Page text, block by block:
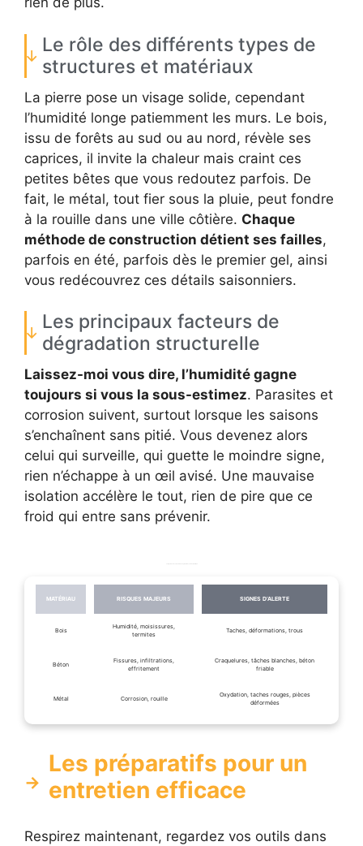
Le rôle des différents types de
structures et matériaux
La pierre pose un visage solide, cependant
l’humidité longe patiemment les murs. Le bois,
issu de forêts au sud ou au nord, révèle ses
caprices, il invite la chaleur mais craint ces
petites bêtes que vous redoutez parfois. De
fait, le métal, tout fier sous la pluie, peut fondre
à la rouille dans une ville côtière. Chaque
méthode de construction détient ses failles,
parfois en été, parfois dès le premier gel, ainsi
vous redécouvrez ces détails saisonniers.
Les principaux facteurs de
dégradation structurelle
Laissez-moi vous dire, l’humidité gagne
toujours si vous la sous-estimez. Parasites et
corrosion suivent, surtout lorsque les saisons
s’enchaînent sans pitié. Vous devenez alors
celui qui surveille, qui guette le moindre signe,
rien n’échappe à un œil avisé. Une mauvaise
isolation accélère le tout, rien de pire que ce
froid qui entre sans prévenir.
MATÉRIAU RISQUES MAJEURS SIGNES D’ALERTE
Bois
Humidité, moisissures,
termites
Taches, déformations, trous
Béton
Fissures, infiltrations,
effritement
Craquelures, tâches blanches, béton
friable
Métal Corrosion, rouille
Oxydation, taches rouges, pièces
déformées
Les préparatifs pour un
entretien efficace
Respirez maintenant, regardez vos outils dans